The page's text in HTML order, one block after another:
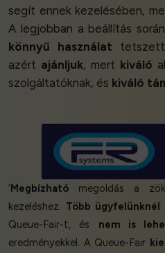
segít ennek kezelésében,
A legjobban a beállítás
könnyű használat tetszett
azért ajánljuk, mert kiváló
szolgáltatóknak, és kiváló
‘Megbízható megoldás a
kezeléshez. Több ügyfelünknél
Queue-Fair-t, és nem is
eredményekkel. A Queue-Fair